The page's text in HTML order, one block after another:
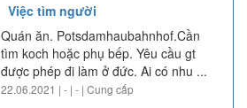
Việc tìm người
Quán ăn. Potsdamhaubahnhof.Cần
tìm koch hoặc phụ bếp. Yêu cầu gt
được phép đi làm ở đức. Ai có nhu ...
22.06.2021 | - | - | Cung cấp